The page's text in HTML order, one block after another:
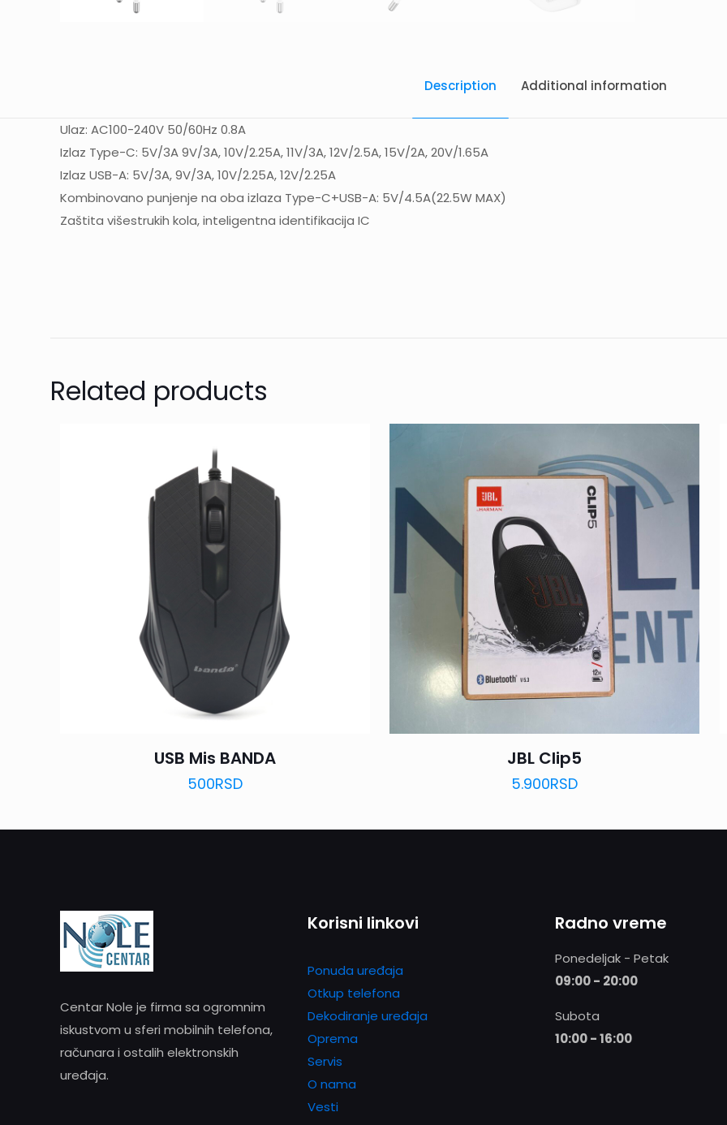
Description Additional information
Ulaz: AC100-240V 50/60Hz 0.8A
Izlaz Type-C: 5V/3A 9V/3A, 10V/2.25A, 11V/3A, 12V/2.5A, 15V/2A, 20V/1.65A
Izlaz USB-A: 5V/3A, 9V/3A, 10V/2.25A, 12V/2.25A
Kombinovano punjenje na oba izlaza Type-C+USB-A: 5V/4.5A(22.5W MAX)
Zaštita višestrukih kola, inteligentna identifikacija IC
HD Size
Related products
USB Mis BANDA
500RSD
JBL Clip5
5.900RSD
Centar Nole je firma sa ogromnim
iskustvom u sferi mobilnih telefona,
računara i ostalih elektronskih
uređaja.
Korisni linkovi
Ponuda uređaja
Otkup telefona
Dekodiranje uređaja
Oprema
Servis
O nama
Vesti
Radno vreme
Ponedeljak - Petak
09:00 - 20:00
Subota
10:00 - 16:00